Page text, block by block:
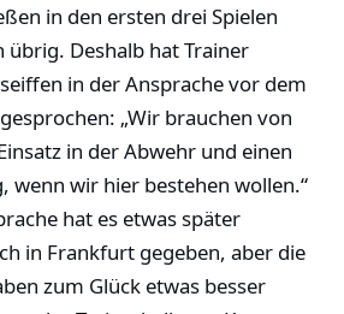
in den ersten drei Spielen
übrig. Deshalb hat Trainer
in der Ansprache vor dem
„Wir brauchen von
in der Abwehr und einen
wenn wir hier bestehen wollen.“
hat es etwas später
in Frankfurt gegeben, aber die
zum Glück etwas besser